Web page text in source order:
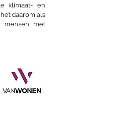
klimaat- en
daarom als
mensen met